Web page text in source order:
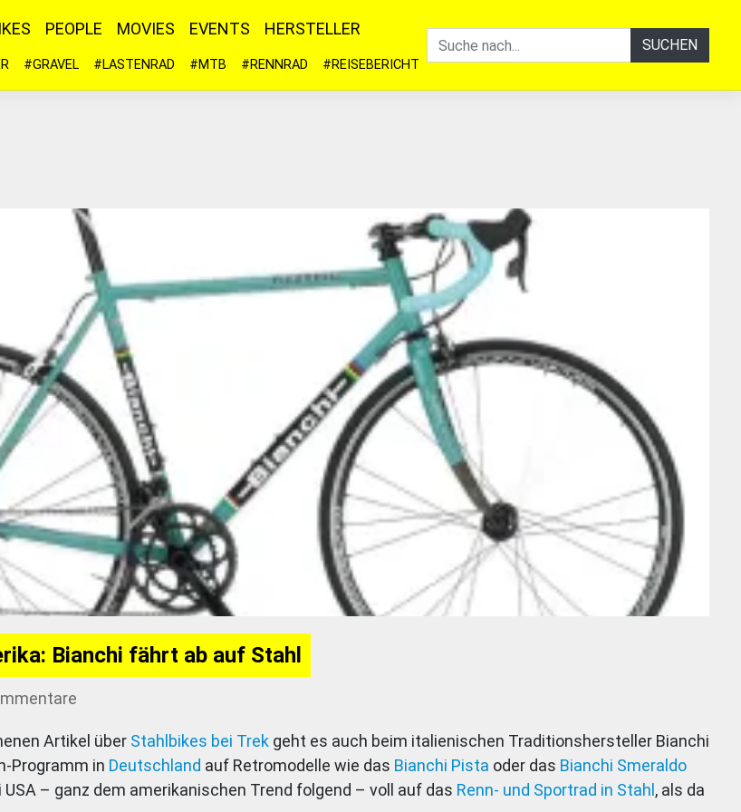
SUCHEN
PEOPLE MOVIES EVENTS HERSTELLER
#GRAVEL #LASTENRAD #MTB #RENNRAD #REISEBERICHT
Bianchi fährt ab auf Stahl
ist
mal
wieder
Artikel über Stahlbikes bei Trek geht es auch beim italienischen Traditionshersteller Bianchi
Programm in Deutschland auf Retromodelle wie das Bianchi Pista oder das Bianchi Smeraldo
– ganz dem amerikanischen Trend folgend – voll auf das Renn- und Sportrad in Stahl , als da